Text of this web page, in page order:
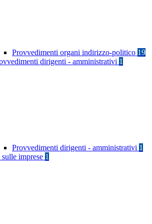
Provvedimenti organi indirizzo-politico 19
dirigenti - amministrativi 1
Provvedimenti dirigenti - amministrativi 1
imprese 1